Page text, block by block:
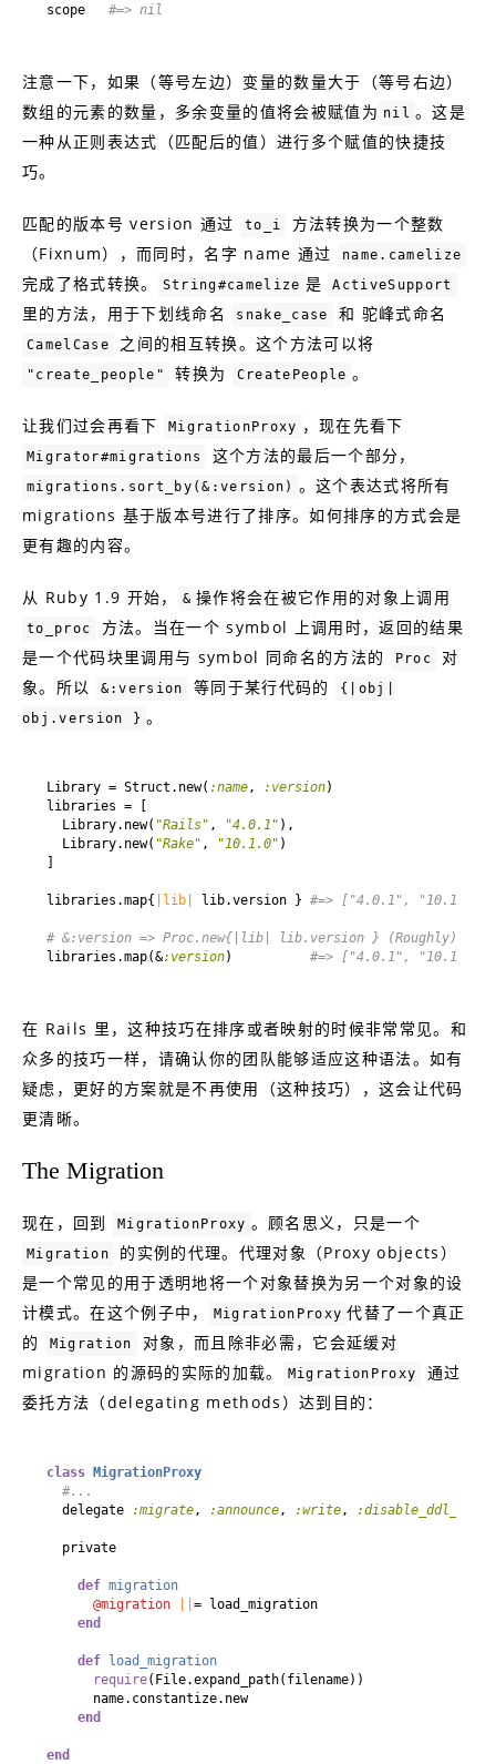
scope #=> nil
注意一下，如果（等号左边）变量的数量大于（等号右边）
数组的元素的数量，多余变量的值将会被赋值为 nil 。这是
一种从正则表达式（匹配后的值）进行多个赋值的快捷技
巧。
匹配的版本号 version 通过 to_i
方法转换为一个整数
（Fixnum），而同时，名字 name 通过
name.camelize
完成了格式转换。 String#camelize 是 ActiveSupport
里的方法，用于下划线命名 snake_case 和 驼峰式命名
CamelCase 之间的相互转换。这个方法可以将
"create_people" 转换为 CreatePeople 。
让我们过会再看下 MigrationProxy ，现在先看下
Migrator#migrations 这个方法的最后一个部分，
migrations.sort_by(&:version) 。这个表达式将所有
migrations 基于版本号进行了排序。如何排序的方式会是
更有趣的内容。
从 Ruby 1.9 开始， & 操作将会在被它作用的对象上调用
to_proc
方法。当在一个 symbol 上调用时，返回的结果
是一个代码块里调用与 symbol 同命名的方法的
Proc
对
象。所以
&:version 等同于某行代码的
{|obj|
obj.version } 。
Library = Struct.new( :name, :version
  Library.new(
"Rails" , "4.0.1"
  Library.new(
"Rake" , "10.1.0"
libraries.map{ |lib| lib.version } #=> ["4.0.1", "10.1.0"]
# &:version => Proc.new{|lib| lib.version } (Roughly)
libraries.map(&:version) #=> ["4.0.1", "10.1.0"]
在 Rails 里，这种技巧在排序或者映射的时候非常常见。和
众多的技巧一样，请确认你的团队能够适应这种语法。如有
疑虑，更好的方案就是不再使用（这种技巧），这会让代码
更清晰。
The Migration
现在，回到 MigrationProxy 。顾名思义，只是一个
Migration
的实例的代理。代理对象（Proxy objects）
是一个常见的用于透明地将一个对象替换为另一个对象的设
计模式。在这个例子中，
MigrationProxy 代替了一个真正
的
Migration
对象，而且除非必需，它会延缓对
migration 的源码的实际的加载。
MigrationProxy
通过
委托方法（delegating methods）达到目的：
class MigrationProxy
#...
  delegate
:migrate, :announce, :write,
private
def migration
@migration
= load_migration
end
def load_migration
require
      name.constantize.new
end
end